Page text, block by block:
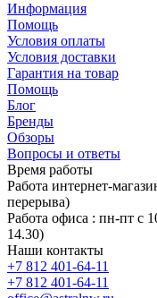
Информация
Помощь
Условия оплаты
Условия доставки
Гарантия на товар
Помощь
Блог
Бренды
Обзоры
Вопросы и ответы
Время работы
Работа интернет-
перерыва)
Работа офиса : пн-пт с
14.30)
Наши контакты
+7 812 401-64-11
+7 812 401-64-11